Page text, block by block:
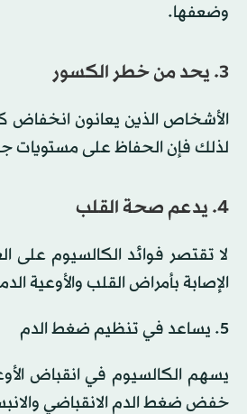
وضعفها.
3. يحد من خطر الكسور
الأشخاص الذين يعانون انخفاض
لذلك فإن الحفاظ على مستويات
4. يدعم صحة القلب
لا تقتصر فوائد الكالسيوم على
الإصابة بأمراض القلب والأوعية
5. يساعد في تنظيم ضغط الدم
يسهم الكالسيوم في انقباض
خفض ضغط الدم الانقباضي